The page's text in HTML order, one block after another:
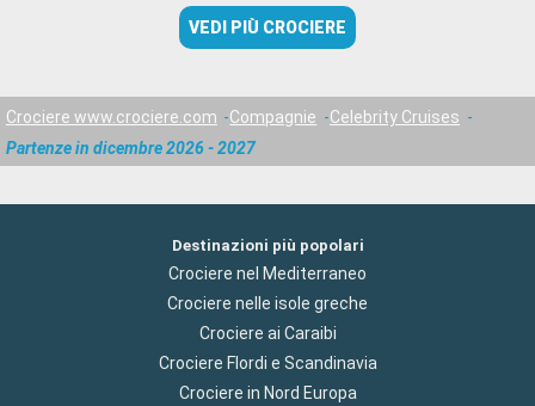
VEDI PIÙ CROCIERE
Crociere www.crociere.com Compagnie
Celebrity Cruises
Partenze in dicembre 2026 - 2027
Destinazioni più popolari
Crociere nel Mediterraneo
Crociere nelle isole greche
Crociere ai Caraibi
Crociere Flordi e Scandinavia
Crociere in Nord Europa